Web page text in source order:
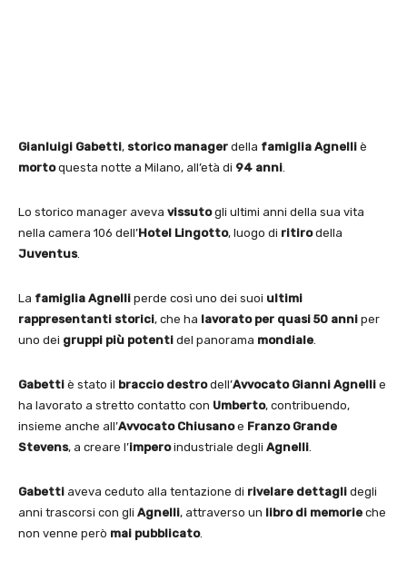
Gianluigi Gabetti, storico manager della famiglia Agnelli è
mortoquesta notte a Milano, all’età di 94 anni.
Lo storico manager aveva vissutogli ultimi anni della sua vita
nella camera 106 dell’Hotel Lingotto, luogo di ritirodella
Juventus.
La famiglia Agnelli perde così uno dei suoi ultimi
rappresentanti storici, che ha lavorato per quasi 50 anni per
uno dei gruppi più potenti del panorama mondiale.
Gabetti è stato il braccio destrodell’Avvocato Gianni Agnelli e
ha lavorato a stretto contatto con Umberto, contribuendo,
insieme anche all’Avvocato Chiusanoe Franzo Grande
Stevens, a creare l’imperoindustriale degli Agnelli.
Gabetti aveva ceduto alla tentazione di rivelare dettagli degli
anni trascorsi con gli Agnelli, attraverso un libro di memorie che
non venne però mai pubblicato.